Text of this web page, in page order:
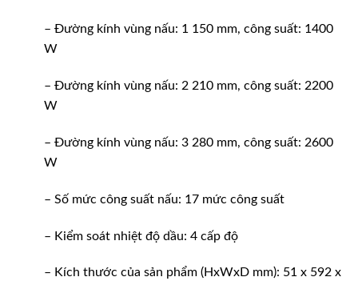
– Đường kính vùng nấu: 1 150 mm, công suất: 1400
W
– Đường kính vùng nấu: 2 210 mm, công suất: 2200
W
– Đường kính vùng nấu: 3 280 mm, công suất: 2600
W
– Số mức công suất nấu: 17 mức công suất
– Kiểm soát nhiệt độ dầu: 4 cấp độ
– Kích thước của sản phẩm (HxWxD mm): 51 x 592 x